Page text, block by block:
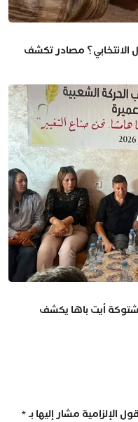
الانتخابي؟ مصادر تكشف
أيت باها يكشف
الإلزامية مشار إليها بـ*